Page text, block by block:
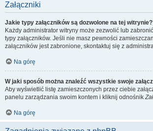
Załączniki
Jakie typy załączników są dozwolone na tej witrynie?
Każdy administrator witryny może zezwolić lub
typy załączników. Jeśli nie masz pewności
załączników jest zabronione, skontaktuj się z
Na górę
W jaki sposób można znaleźć wszystkie swoje
Aby wyświetlić listę zamieszczonych przez ciebie
panelu zarządzania swoim kontem i kliknij odnośnik
Na górę